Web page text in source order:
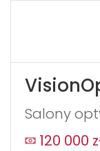
Salony
120 000